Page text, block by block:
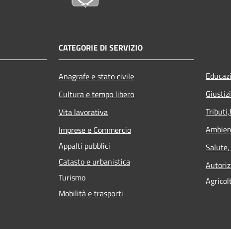
CATEGORIE DI SERVIZIO
Anagrafe e stato civile
Cultura e tempo libero
Vita lavorativa
Imprese e Commercio
Appalti pubblici
Catasto e urbanistica
Turismo
Mobilità e trasporti